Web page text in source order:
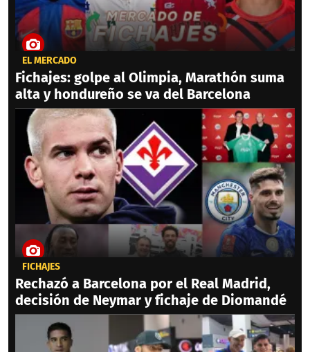
EL MERCADO
Fichajes: golpe al Olimpia, Marathón suma
alta y hondureño se va del Barcelona
FICHAJES
Rechazó a Barcelona por el Real Madrid,
decisión de Neymar y fichaje de Diomandé